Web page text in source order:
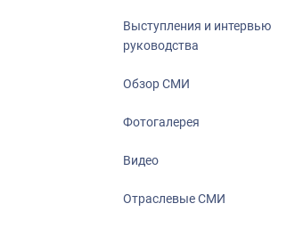
Выступления и интервью
руководства
Обзор СМИ
Фотогалерея
Видео
Отраслевые СМИ